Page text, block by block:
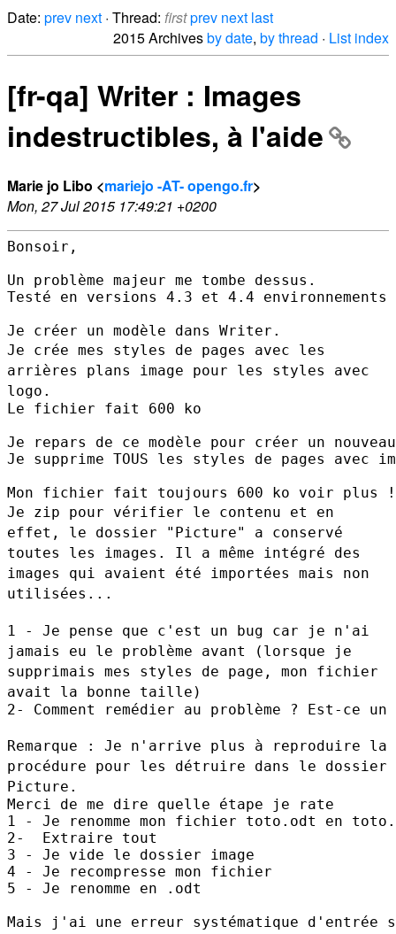
Date: prev next · Thread: firstprev next last
2015 Archivesby date, by thread · List index
[fr-qa] Writer : Images
indestructibles, à l'aide
Marie jo Libo <mariejo -AT- opengo.fr>
Mon, 27 Jul 2015 17:49:21 +0200
Bonsoir,
Un problème majeur me tombe dessus.
Testé en versions 4.3 et 4.4 environnements
Je crée mes styles de pages avec les
arrières plans image pour les styles avec
logo.
Le fichier fait 600 ko
Je repars de ce modèle pour créer un
Je supprime TOUS les styles de pages avec
Je zip pour vérifier le contenu et en
effet, le dossier "Picture" a conservé
toutes les images. Il a même intégré des
images qui avaient été importées mais non
utilisées...
1 - Je pense que c'est un bug car je n'ai
jamais eu le problème avant
(lorsque je
supprimais mes styles de page, mon fichier
avait la bonne taille)
2- Comment remédier au problème ? Est-ce un
Remarque : Je n'arrive plus à reproduire la
procédure pour les détruire dans le dossier
Picture.
Merci de me dire quelle étape je rate
1 - Je renomme mon fichier toto.odt en
2-  Extraire tout
3 - Je vide le dossier image
4 - Je recompresse mon fichier
5 - Je renomme en .odt
Mais j'ai une erreur systématique d'entrée